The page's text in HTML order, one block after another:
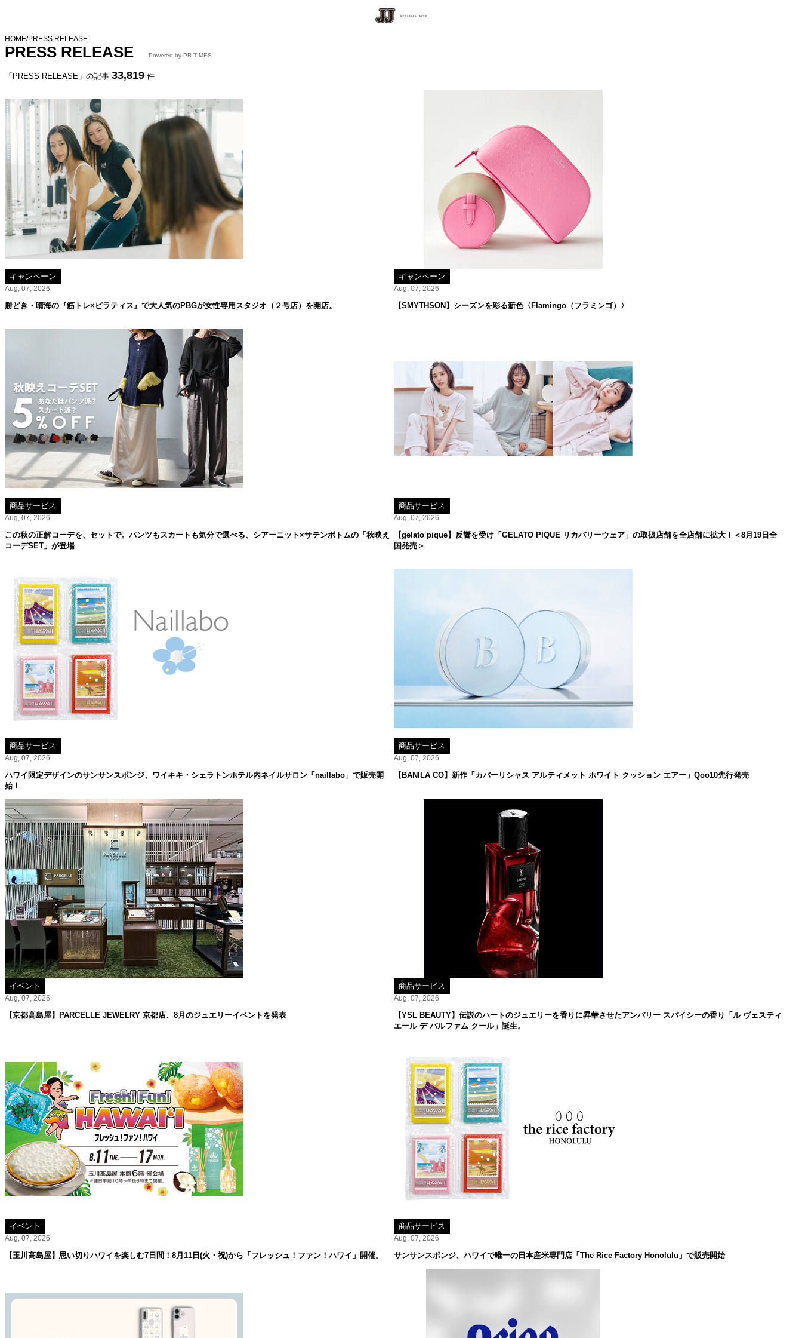
HOME/PRESS RELEASE
PRESS RELEASE Powered by PR TIMES
「PRESS RELEASE」の記事 33,819 件
キャンペーン
Aug, 07, 2026
勝どき・晴海の『筋トレ×ピラティス』で大人気のPBGが女性専用スタジオ（２号店）を開店。
キャンペーン
Aug, 07, 2026
【SMYTHSON】シーズンを彩る新色〈Flamingo（フラミンゴ）〉
商品サービス
Aug, 07, 2026
この秋の正解コーデを、セットで。パンツもスカートも気分で選べる、シアーニット×サテンボトムの「秋映え
コーデSET」が登場
商品サービス
Aug, 07, 2026
【gelato pique】反響を受け「GELATO PIQUE リカバリーウェア」の取扱店舗を全店舗に拡大！＜8月19日全
国発売＞
商品サービス
Aug, 07, 2026
ハワイ限定デザインのサンサンスポンジ、ワイキキ・シェラトンホテル内ネイルサロン「naillabo」で販売開
始！
商品サービス
Aug, 07, 2026
【BANILA CO】新作「カバーリシャス アルティメット ホワイト クッション エアー」Qoo10先行発売
イベント
Aug, 07, 2026
【京都高島屋】PARCELLE JEWELRY 京都店、8月のジュエリーイベントを発表
商品サービス
Aug, 07, 2026
【YSL BEAUTY】伝説のハートのジュエリーを香りに昇華させたアンバリー スパイシーの香り「ル ヴェスティ
エール デ パルファム クール」誕生。
イベント
Aug, 07, 2026
【玉川高島屋】思い切りハワイを楽しむ7日間！8月11日(火・祝)から「フレッシュ！ファン！ハワイ」開催。
商品サービス
Aug, 07, 2026
サンサンスポンジ、ハワイで唯一の日本産米専門店「The Rice Factory Honolulu」で販売開始